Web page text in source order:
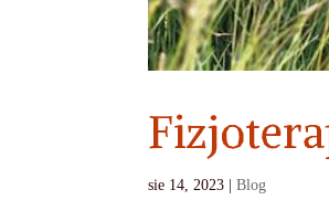
sie 14, 2023 |Blog